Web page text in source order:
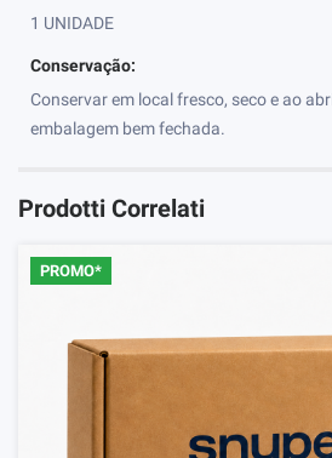
1 UNIDADE
Conservação:
Conservar em local fresco, seco e ao
embalagem bem fechada.
Prodotti Correlati
PROMO*